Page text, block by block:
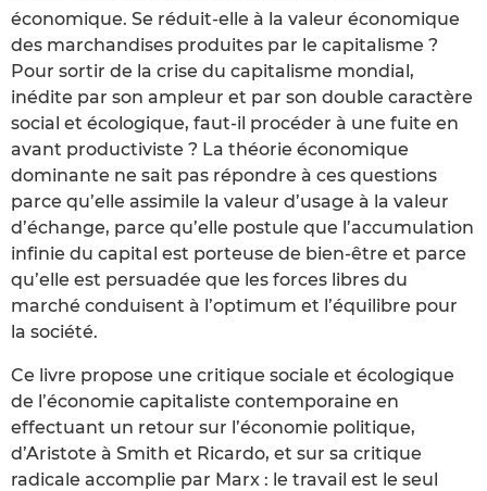
économique. Se réduit-elle à la valeur économique
des marchandises produites par le capitalisme ?
Pour sortir de la crise du capitalisme mondial,
inédite par son ampleur et par son double caractère
social et écologique, faut-il procéder à une fuite en
avant productiviste ? La théorie économique
dominante ne sait pas répondre à ces questions
parce qu’elle assimile la valeur d’usage à la valeur
d’échange, parce qu’elle postule que l’accumulation
infinie du capital est porteuse de bien-être et parce
qu’elle est persuadée que les forces libres du
marché conduisent à l’optimum et l’équilibre pour
la société.
Ce livre propose une critique sociale et écologique
de l’économie capitaliste contemporaine en
effectuant un retour sur l’économie politique,
d’Aristote à Smith et Ricardo, et sur sa critique
radicale accomplie par Marx : le travail est le seul